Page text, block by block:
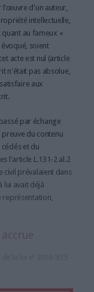
l'œuvre d'un auteur,
intellectuelle,
au fameux «
soient
acte est nul (article
n'était pas absolue,
aux
par échange
du contenu
et du
l'article L.131-2 al.2
civil prévalaient dans
lui avait déjà